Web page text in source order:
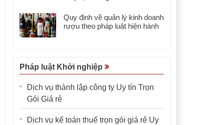
Quy định về quản lý kinh doanh
rượu theo pháp luật hiện hành
Pháp luật Khởi nghiệp
Dịch vụ thành lập công ty Uy tín Trọn
Gói Giá rẻ
Dịch vụ kế toán thuế trọn gói giá rẻ Uy